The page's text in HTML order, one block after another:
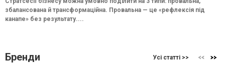
збалансована й трансформаційна. Провальна — це «рефлексія під
канапе» без результату....
Бренди Усі статті >>